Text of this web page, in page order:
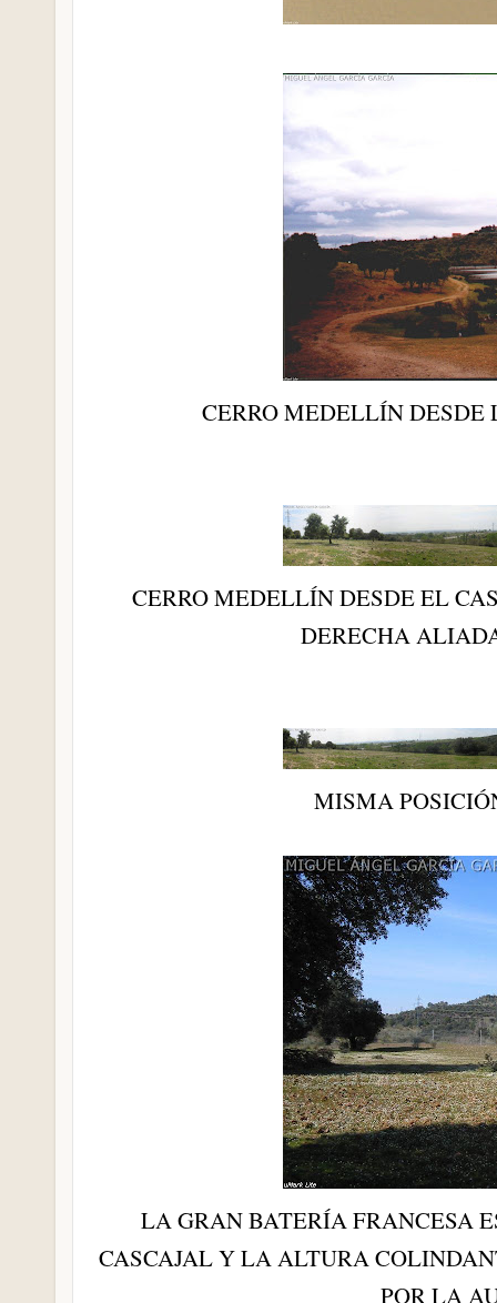
CERRO MEDELLÍN
CERRO MEDELLÍN DESDE EL
DERECHA
MISMA
LA GRAN BATERÍA FRANCESA
CASCAJAL Y LA ALTURA
POR LA